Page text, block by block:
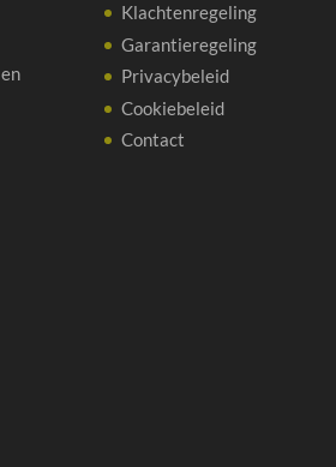
Klachtenregeling
Garantieregeling
Privacybeleid
Cookiebeleid
Contact